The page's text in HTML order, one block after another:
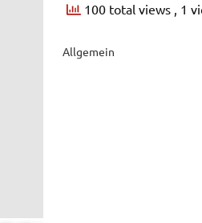
100 total views , 1
Allgemein